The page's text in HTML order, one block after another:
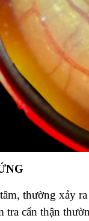
thường xảy
tra cẩn thận